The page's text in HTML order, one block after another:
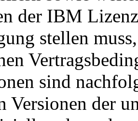
der IBM
stellen
sind
Versionen der